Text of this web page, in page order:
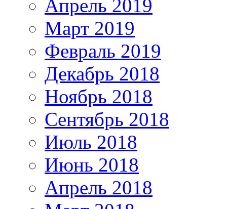
Апрель 2019
Март 2019
Февраль 2019
Декабрь 2018
Ноябрь 2018
Сентябрь 2018
Июль 2018
Июнь 2018
Апрель 2018